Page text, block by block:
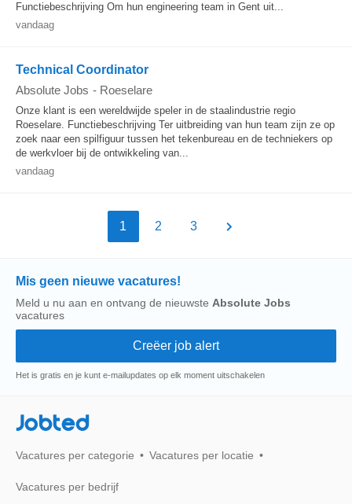
Functiebeschrijving Om hun engineering team in Gent uit...
vandaag
Technical Coordinator
Absolute Jobs - Roeselare
Onze klant is een wereldwijde speler in de staalindustrie regio
Roeselare. Functiebeschrijving Ter uitbreiding van hun team zijn ze op
zoek naar een spilfiguur tussen het tekenbureau en de techniekers op
de werkvloer bij de ontwikkeling van...
vandaag
1 2 3
Mis geen nieuwe vacatures!
Meld u nu aan en ontvang de nieuwste Absolute Jobs
vacatures
Het is gratis en je kunt e-mailupdates op elk moment uitschakelen
Jobted
Vacatures per categorie Vacatures per locatie
Vacatures per bedrijf